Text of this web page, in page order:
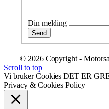
Din melding
Send
© 2026 Copyright -
Scroll to top
Vi bruker Cookies DET ER
Privacy & Cookies Policy